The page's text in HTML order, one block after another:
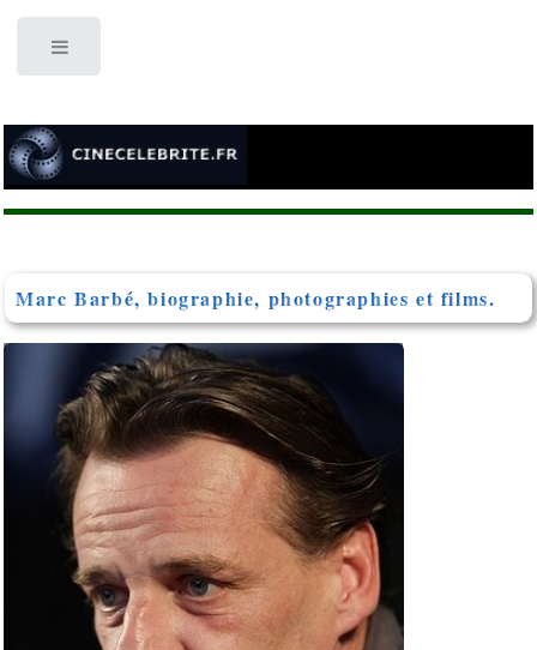
Marc Barbé, biographie, photographies et films.